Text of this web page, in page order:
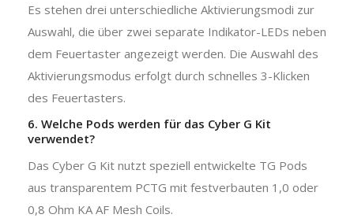
Es stehen drei unterschiedliche Aktivierungsmodi zur
Auswahl, die über zwei separate Indikator-LEDs neben
dem Feuertaster angezeigt werden. Die Auswahl des
Aktivierungsmodus erfolgt durch schnelles 3-Klicken
des Feuertasters.
6. Welche Pods werden für das Cyber G Kit
verwendet?
Das Cyber G Kit nutzt speziell entwickelte TG Pods
aus transparentem PCTG mit festverbauten 1,0 oder
0,8 Ohm KA AF Mesh Coils.